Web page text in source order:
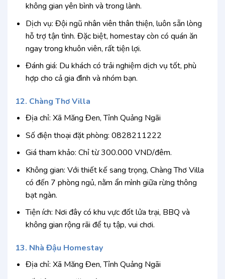
không gian yên bình và trong lành.
Dịch vụ: Đội ngũ nhân viên thân thiện, luôn sẵn lòng
hỗ trợ tận tình. Đặc biệt, homestay còn có quán ăn
ngay trong khuôn viên, rất tiện lợi.
Đánh giá: Du khách có trải nghiệm dịch vụ tốt, phù
hợp cho cả gia đình và nhóm bạn.
12. Chàng Thơ Villa
Địa chỉ: Xã Măng Đen, Tỉnh Quảng Ngãi
Số điện thoại đặt phòng: 0828211222
Giá tham khảo: Chỉ từ 300.000 VND/đêm.
Không gian: Với thiết kế sang trọng, Chàng Thơ Villa
có đến 7 phòng ngủ, nằm ẩn mình giữa rừng thông
bạt ngàn.
Tiện ích: Nơi đây có khu vực đốt lửa trại, BBQ và
không gian rộng rãi để tụ tập, vui chơi.
13. Nhà Đậu Homestay
Địa chỉ: Xã Măng Đen, Tỉnh Quảng Ngãi